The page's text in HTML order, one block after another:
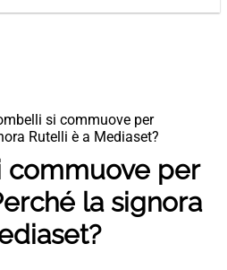
si commuove per
Rutelli è a Mediaset?
commuove per
la signora